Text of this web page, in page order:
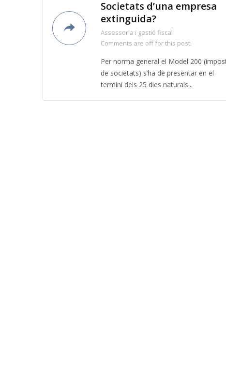
Societats d’una empresa
extinguida?
Assessoria i gestió fiscal
Comments are off for this post.
Per norma general el Model 200
de societats) s’ha de presentar en el
termini dels 25 dies naturals...